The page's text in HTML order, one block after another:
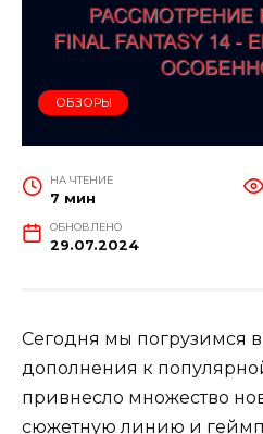
ОБЗОРЫ
НА ЧТЕНИЕ
7 мин
ОБНОВЛЕНО
29.07.2024
Сегодня мы погрузимся
дополнения к
привнесло множество
сюжетную линию и